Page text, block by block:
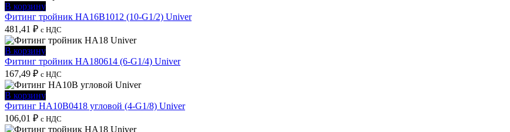
В корзину
Фитинг тройник HA16B1012 (10-G1/2) Univer
481,41 ₽ с НДС
В корзину
Фитинг тройник HA180614 (6-G1/4) Univer
167,49 ₽ с НДС
В корзину
Фитинг HA10B0418 угловой (4-G1/8) Univer
106,01 ₽ с НДС